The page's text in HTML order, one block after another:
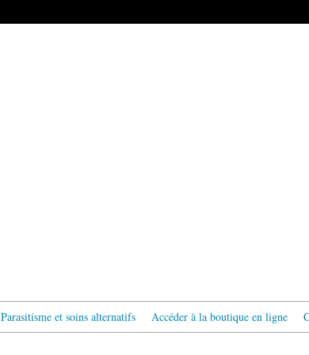
Parasitisme et soins alternatifs Accéder à la boutique en ligne